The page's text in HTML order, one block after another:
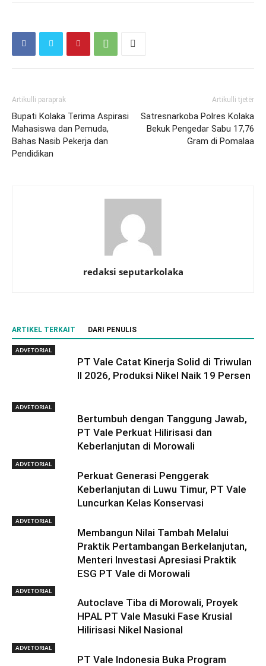
Artikulli paraprak
Bupati Kolaka Terima Aspirasi
Mahasiswa dan Pemuda,
Bahas Nasib Pekerja dan
Pendidikan
Artikulli tjetër
Satresnarkoba Polres Kolaka
Bekuk Pengedar Sabu 17,76
Gram di Pomalaa
redaksi seputarkolaka
ARTIKEL TERKAIT DARI PENULIS
ADVETORIAL
PT Vale Catat Kinerja Solid di Triwulan
II 2026, Produksi Nikel Naik 19 Persen
ADVETORIAL
Bertumbuh dengan Tanggung Jawab,
PT Vale Perkuat Hilirisasi dan
Keberlanjutan di Morowali
ADVETORIAL
Perkuat Generasi Penggerak
Keberlanjutan di Luwu Timur, PT Vale
Luncurkan Kelas Konservasi
ADVETORIAL
Membangun Nilai Tambah Melalui
Praktik Pertambangan Berkelanjutan,
Menteri Investasi Apresiasi Praktik
ESG PT Vale di Morowali
ADVETORIAL
Autoclave Tiba di Morowali, Proyek
HPAL PT Vale Masuki Fase Krusial
Hilirisasi Nikel Nasional
ADVETORIAL
PT Vale Indonesia Buka Program